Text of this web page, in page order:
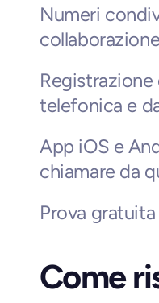
Numeri
telefonica e
App iOS e
chiamare da
Prova
Come